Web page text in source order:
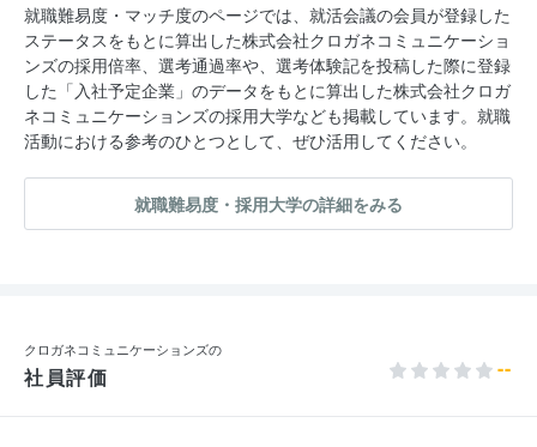
就職難易度・マッチ度のページでは、就活会議の会員が登録した
ステータスをもとに算出した株式会社クロガネコミュニケーショ
ンズの採用倍率、選考通過率や、選考体験記を投稿した際に登録
した「入社予定企業」のデータをもとに算出した株式会社クロガ
ネコミュニケーションズの採用大学なども掲載しています。就職
活動における参考のひとつとして、ぜひ活用してください。
就職難易度・採用大学の詳細をみる
クロガネコミュニケーションズの
社員評価 --